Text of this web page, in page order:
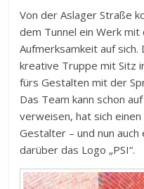
Von der Aslager Straße
dem Tunnel ein Werk
Aufmerksamkeit auf sich.
kreative Truppe mit Sitz
fürs Gestalten mit der
Das Team kann schon
verweisen, hat sich
Gestalter – und nun auch
darüber das Logo „PSI“.